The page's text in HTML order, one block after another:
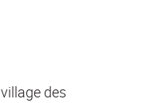
des